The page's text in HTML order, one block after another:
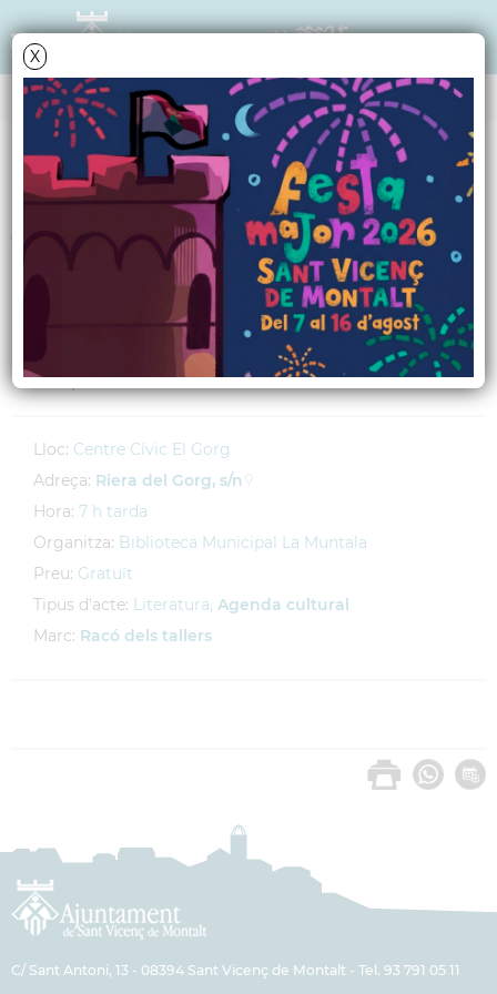
X
AGENDA
Dijous28 febrer 2013
Taller d'escriptura
A càrrec d'en Pius Morera i Prat, poeta i
professor de literatura catalana.
Lloc: Centre Cívic El Gorg
Adreça: Riera del Gorg, s/n
Hora: 7 h tarda
Organitza: Biblioteca Municipal La Muntala
Preu: Gratuït
Tipus d'acte: Literatura, Agenda cultural
Marc: Racó dels tallers
C/ Sant Antoni, 13 - 08394 Sant Vicenç de Montalt - Tel. 93 791 05 11